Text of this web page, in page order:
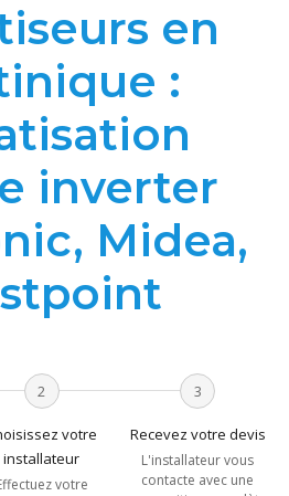
en
:
inverter
Midea,
2
votre
installateur
votre
3
Recevez votre devis
L'installateur vous
contacte avec une